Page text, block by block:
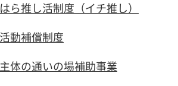
ら推し活制度（イチ推し）
動補償制度
体の通いの場補助事業